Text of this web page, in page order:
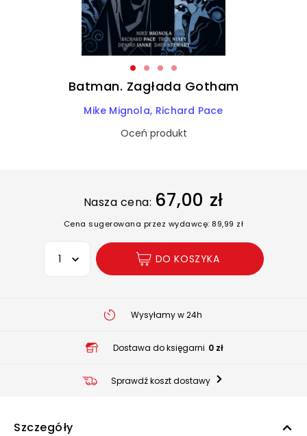
Batman. Zagłada Gotham
Mike Mignola Richard Pace
Oceń produkt
Nasza cena: 67,00 zł
Cena sugerowana przez wydawcę: 89,99 zł
Wybierz opcję
DO KOSZYKA
Wysyłamy w 24h
Dostawa do księgarni 0 zł
Sprawdź koszt dostawy
Szczegóły